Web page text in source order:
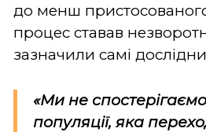
до менш
процес ставав
зазначили самі
«Ми не
популяції, яка